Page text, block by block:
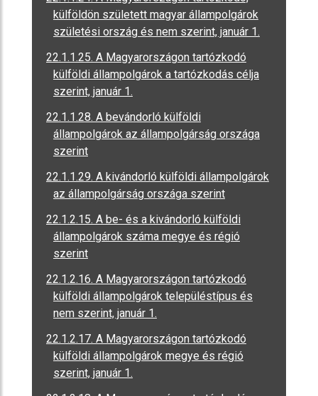
külföldön született magyar állampolgárok
születési ország és nem szerint, január 1.
22.1.1.25. A Magyarországon tartózkodó
külföldi állampolgárok a tartózkodás célja
szerint, január 1.
22.1.1.28. A bevándorló külföldi
állampolgárok az állampolgárság országa
szerint
22.1.1.29. A kivándorló külföldi állampolgárok
az állampolgárság országa szerint
22.1.2.15. A be- és a kivándorló külföldi
állampolgárok száma megye és régió
szerint
22.1.2.16. A Magyarországon tartózkodó
külföldi állampolgárok településtípus és
nem szerint, január 1.
22.1.2.17. A Magyarországon tartózkodó
külföldi állampolgárok megye és régió
szerint, január 1.